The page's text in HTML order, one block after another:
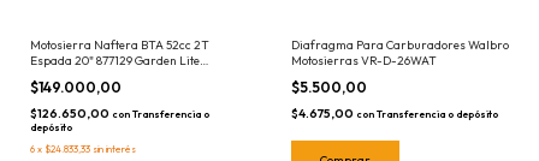
Motosierra Naftera BTA 52cc 2T
Espada 20" 877129 Garden Lite
Hogareña
$149.000,00
$126.650,00 con Transferencia o
depósito
6 x $24.833,33 sin interés
Diafragma Para Carburadores Walbro
Motosierras VR-D-26WAT
$5.500,00
$4.675,00 con Transferencia o depósito